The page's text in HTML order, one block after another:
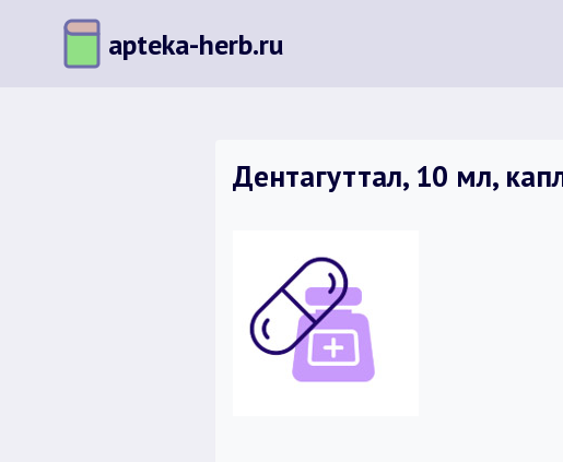
содержимому
apteka-herb.ru
Дентагуттал, 10 мл,